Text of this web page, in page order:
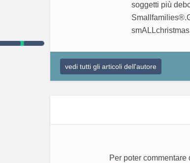
soggetti più
vedi tutti gli articoli dell'autore
Per poter